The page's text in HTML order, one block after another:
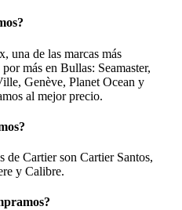
una de las marcas más
más en Bullas: Seamaster,
Genève, Planet Ocean y
al mejor precio.
de Cartier son Cartier Santos,
y Calibre.